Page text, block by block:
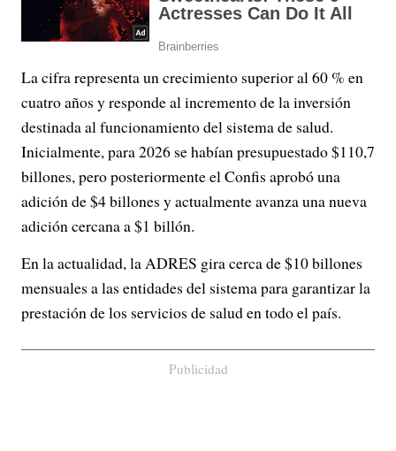
La cifra representa un crecimiento superior al 60 % en
cuatro años y responde al incremento de la inversión
destinada al funcionamiento del sistema de salud.
Inicialmente, para 2026 se habían presupuestado $110,7
billones, pero posteriormente el Confis aprobó una
adición de $4 billones y actualmente avanza una nueva
adición cercana a $1 billón.
En la actualidad, la ADRES gira cerca de $10 billones
mensuales a las entidades del sistema para garantizar la
prestación de los servicios de salud en todo el país.
Publicidad